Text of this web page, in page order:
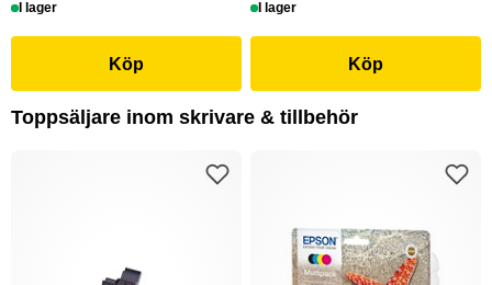
I lager
Köp
I lager
Köp
Toppsäljare inom skrivare & tillbehör